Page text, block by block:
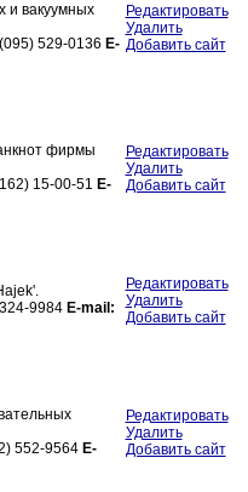
и вакуумных
(095) 529-0136 E-
Редактировать
Удалить
Добавить сайт
фирмы
15-00-51 E-
Редактировать
Удалить
Добавить сайт
9984 E-mail:
Редактировать
Удалить
Добавить сайт
552-9564 E-
Редактировать
Удалить
Добавить сайт